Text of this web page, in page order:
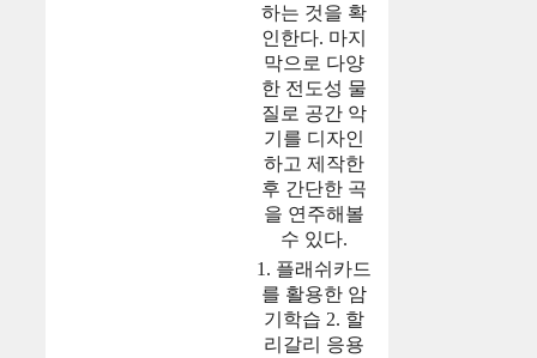
하는 것을 확
인한다. 마지
막으로 다양
한 전도성 물
질로 공간 악
기를 디자인
하고 제작한
후 간단한 곡
을 연주해볼
수 있다.
1. 플래쉬카드
를 활용한 암
기학습 2. 할
리갈리 응용